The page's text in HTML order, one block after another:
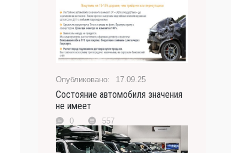
17.09.25
Состояние автомобиля значения
не имеет
0 557